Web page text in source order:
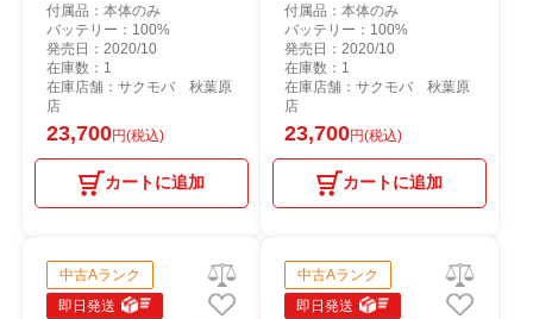
付属品：本体のみ
バッテリー：100%
発売日：2020/10
在庫数：1
在庫店舗：サクモバ 秋葉原
店
23,700円(税込)
カートに追加
付属品：本体のみ
バッテリー：100%
発売日：2020/10
在庫数：1
在庫店舗：サクモバ 秋葉原
店
23,700円(税込)
カートに追加
中古Aランク
即日発送
中古Aランク
即日発送